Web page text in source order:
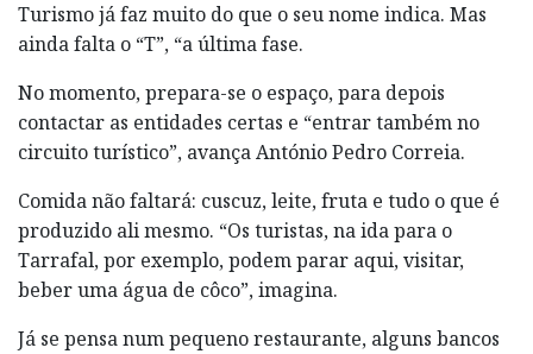
Turismo já faz muito do que o seu nome indica. Mas
ainda falta o “T”, “a última fase.
No momento, prepara-se o espaço, para depois
contactar as entidades certas e “entrar também no
circuito turístico”, avança António Pedro Correia.
Comida não faltará: cuscuz, leite, fruta e tudo o que é
produzido ali mesmo. “Os turistas, na ida para o
Tarrafal, por exemplo, podem parar aqui, visitar,
beber uma água de côco”, imagina.
Já se pensa num pequeno restaurante, alguns bancos